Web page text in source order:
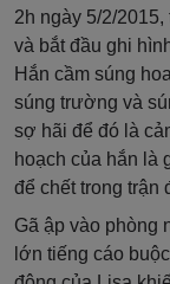
2h ngày 5/2/
và bắt đầu ghi
Hắn cầm súng
súng trường và
sợ hãi để đó là
hoạch của hắn là
để chết trong trận
Gã ập vào phòng
lớn tiếng cáo